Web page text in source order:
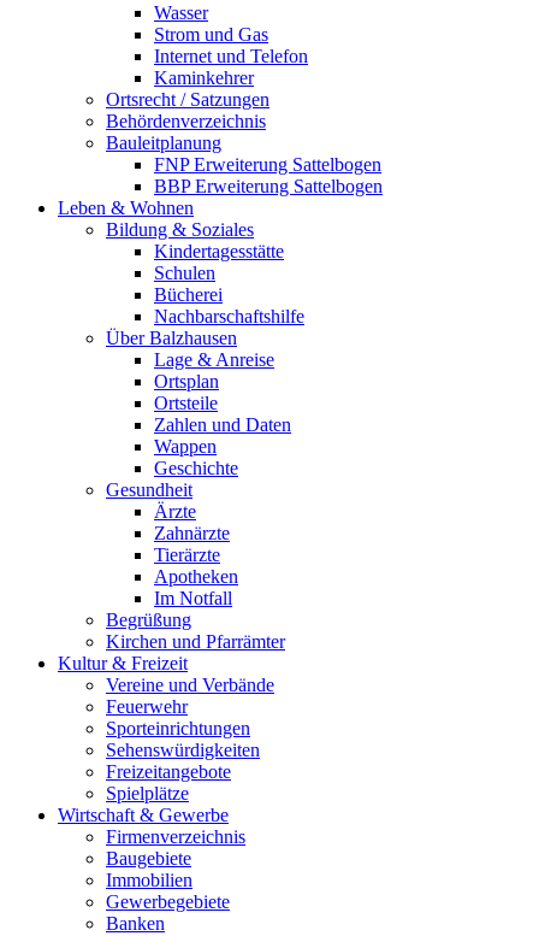
Wasser
Strom und Gas
Internet und Telefon
Kaminkehrer
Ortsrecht / Satzungen
Behördenverzeichnis
Bauleitplanung
FNP Erweiterung Sattelbogen
BBP Erweiterung Sattelbogen
Leben & Wohnen
Bildung & Soziales
Kindertagesstätte
Schulen
Bücherei
Nachbarschaftshilfe
Über Balzhausen
Lage & Anreise
Ortsplan
Ortsteile
Zahlen und Daten
Wappen
Geschichte
Gesundheit
Ärzte
Zahnärzte
Tierärzte
Apotheken
Im Notfall
Begrüßung
Kirchen und Pfarrämter
Kultur & Freizeit
Vereine und Verbände
Feuerwehr
Sporteinrichtungen
Sehenswürdigkeiten
Freizeitangebote
Spielplätze
Wirtschaft & Gewerbe
Firmenverzeichnis
Baugebiete
Immobilien
Gewerbegebiete
Banken